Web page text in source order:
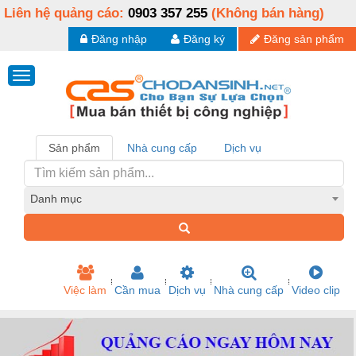
Liên hệ quảng cáo: 0903 357 255 (Không bán hàng)
Đăng sản phẩm
Đăng ký
Đăng nhập
Sản phẩm Nhà cung cấp Dịch vụ
Danh mục
Việc làm Cần mua Dịch vụ Nhà cung cấp Video clip